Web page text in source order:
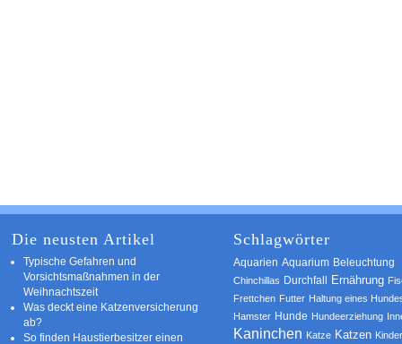
Die neusten Artikel
Typische Gefahren und
Vorsichtsmaßnahmen in der
Weihnachtszeit
Was deckt eine Katzenversicherung
ab?
So finden Haustierbesitzer einen
Schlagwörter
Aquarien Aquarium Beleuchtung
Chinchillas Durchfall Ernährung
Frettchen Futter Haltung eines
Hamster Hunde Hundeerziehung
Kaninchen Katze Katzen